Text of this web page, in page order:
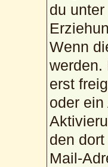
du
Wenn
werden.
erst
oder
den
Mail-